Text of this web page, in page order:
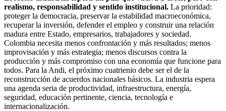
realismo, responsabilidad y sentido institucional. La prioridad:
proteger la democracia, preservar la estabilidad macroeconómica,
recuperar la inversión, defender el empleo y construir una relación
madura entre Estado, empresarios, trabajadores y sociedad.
Colombia necesita menos confrontación y más resultados; menos
improvisación y más estrategia; menos discursos contra la
producción y más compromiso con una economía que funcione para
todos. Para la Andi, el próximo cuatrienio debe ser el de la
reconstrucción de acuerdos nacionales básicos. La industria espera
una agenda seria de productividad, infraestructura, energía,
seguridad, educación pertinente, ciencia, tecnología e
internacionalización.